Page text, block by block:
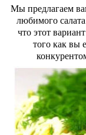
Мы предлагаем
любимого
что этот
того как вы